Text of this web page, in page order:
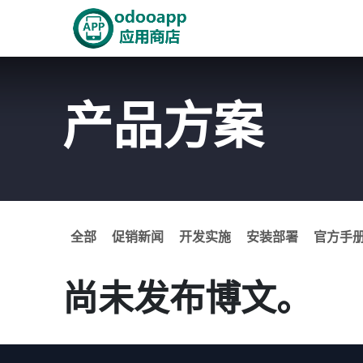
产品方案
全部 促销新闻 开发实施 安装部署 官方手
尚未发布博文。